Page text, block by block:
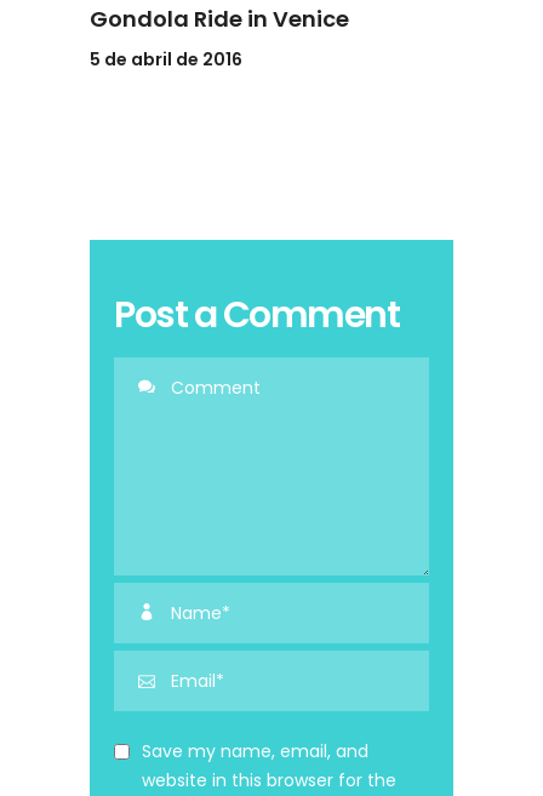
Gondola Ride in Venice
5 de abril de 2016
Post a Comment
Save my name, email, and
website in this browser for the